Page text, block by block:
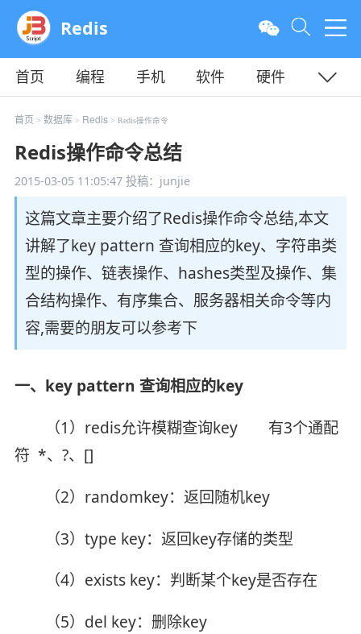
Redis
首页 编程 手机 软件
硬件
教程
平面 服务器
首页 > 数据库> Redis> Redis操作命令
Redis操作命令总结
2015-03-05 11:05:47投稿：junjie
这篇文章主要介绍了Redis操作命令总结,本文
讲解了key pattern 查询相应的key、字符串类
型的操作、链表操作、hashes类型及操作、集
合结构操作、有序集合、服务器相关命令等内
容,需要的朋友可以参考下
一、key pattern 查询相应的key
（1）redis允许模糊查询key 有3个通配
符 *、?、[]
（2）randomkey：返回随机key
（3）type key：返回key存储的类型
（4）exists key：判断某个key是否存在
（5）del key：删除key